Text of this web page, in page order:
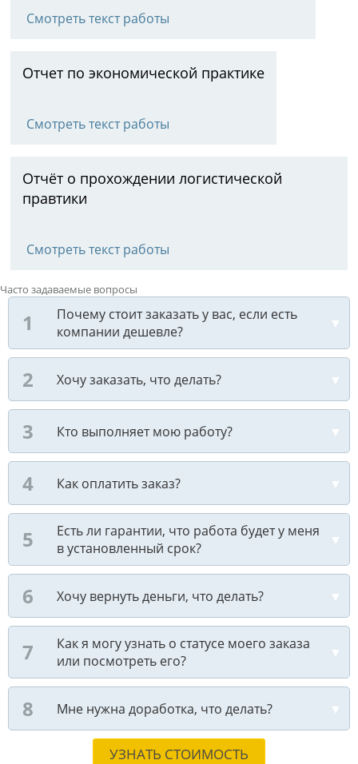
Смотреть текст работы
Отчет по экономической практике
Смотреть текст работы
Отчёт о прохождении логистической
правтики
Смотреть текст работы
Часто задаваемые вопросы
Почему стоит заказать у вас, если есть
компании дешевле?
Хочу заказать, что делать?
Кто выполняет мою работу?
Как оплатить заказ?
Есть ли гарантии, что работа будет у меня
в установленный срок?
Хочу вернуть деньги, что делать?
Как я могу узнать о статусе моего заказа
или посмотреть его?
Мне нужна доработка, что делать?
УЗНАТЬ СТОИМОСТЬ